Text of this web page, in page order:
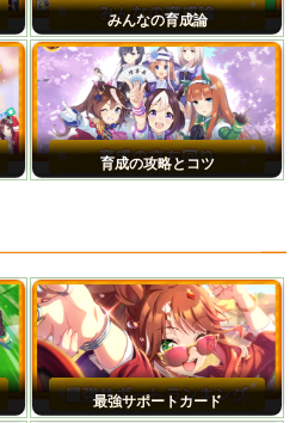
みんなの育成論
育成の攻略とコツ
最強サポートカード